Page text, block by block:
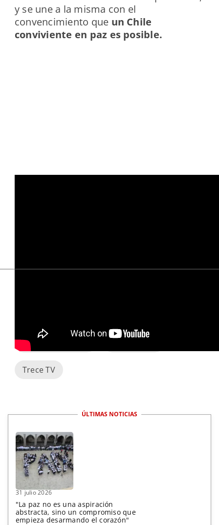
y se une a la misma con el
convencimiento que un Chile
conviviente en paz es posible.
Santiago de Chile
Trece TV
ÚLTIMAS NOTICIAS
31 julio 2026
"La paz no es una aspiración
abstracta, sino un compromiso que
empieza desarmando el corazón"